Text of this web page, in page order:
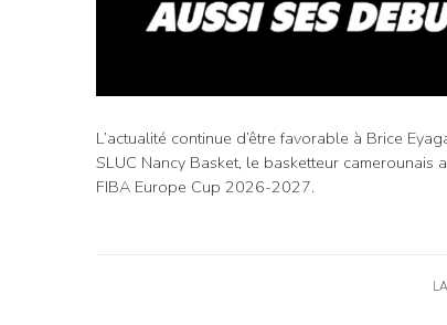
L’actualité continue d’être favorable à Brice
SLUC Nancy Basket, le basketteur
FIBA Europe Cup 2026-2027.